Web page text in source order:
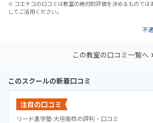
※ コエテコの口コミは教室の絶対的評価を決めるものでは
してご活用ください。
不
この教室の口コミ一覧へ
このスクールの新着口コミ
注目の口コミ
リード進学塾 大垣南校の評判・口コミ